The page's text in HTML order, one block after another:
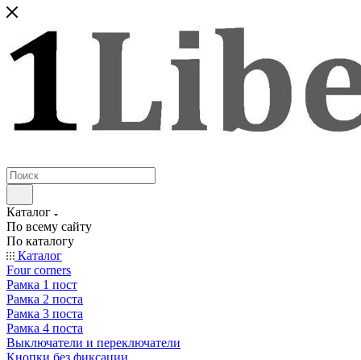
Каталог
По всему сайту
По каталогу
Каталог
Four corners
Рамка 1 пост
Рамка 2 поста
Рамка 3 поста
Рамка 4 поста
Выключатели и переключатели
Кнопки без фиксации